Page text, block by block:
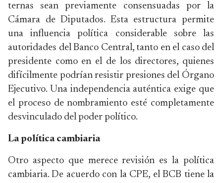
ternas sean previamente consensuadas por la
Cámara de Diputados. Esta estructura permite
una influencia política considerable sobre las
autoridades del Banco Central, tanto en el caso del
presidente como en el de los directores, quienes
difícilmente podrían resistir presiones del Órgano
Ejecutivo. Una independencia auténtica exige que
el proceso de nombramiento esté completamente
desvinculado del poder político.
La política cambiaria
Otro aspecto que merece revisión es la política
cambiaria. De acuerdo con la CPE, el BCB tiene la